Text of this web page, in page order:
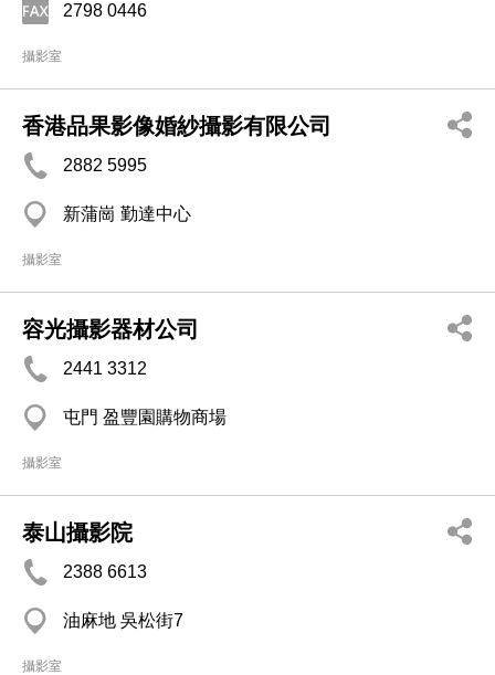
2798 0446
攝影室
香港品果影像婚紗攝影有限公司
2882 5995
新蒲崗 勤達中心
攝影室
容光攝影器材公司
2441 3312
屯門 盈豐園購物商場
攝影室
泰山攝影院
2388 6613
油麻地 吳松街7
攝影室